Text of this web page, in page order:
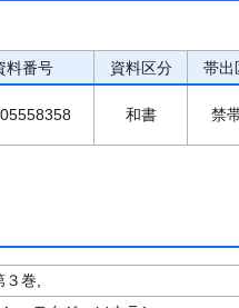
料番号 資料区分 帯出
和書 禁
巻,